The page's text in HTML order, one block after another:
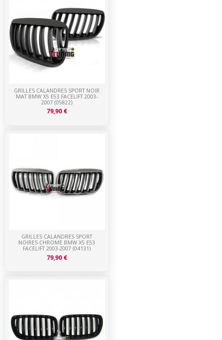
GRILLES CALANDRES SPORT
NOIRES CHROME BMW X5 E53
FACELIFT 2003-2007 (04131)
79,90 €
GRILLES CALANDRES SPORT NOIR
MAT BMW X5 E53 FACELIFT 2003-
2007 (05822)
79,90 €